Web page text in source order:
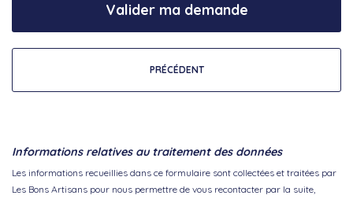
PRÉCÉDENT
Valider ma demande
Informations relatives au traitement des données
Les informations recueillies dans ce formulaire sont collectées et traitées par
Les Bons Artisans pour nous permettre de vous recontacter par la suite,